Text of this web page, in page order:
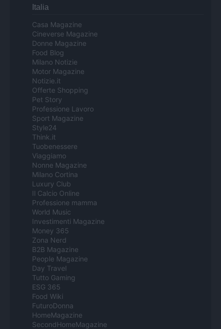
Italia
Casa Magazine
Cineverse Magazine
Donne Magazine
Food Blog
Milano Notizie
Motor Magazine
Notizie.it
Offerte Shopping
Pet Story
Professione Lavoro
Sport Magazine
Style24
Think.it
Tuobenessere
Viaggiamo
Nonne Magazine
Milano Cortina
Luxury Club
Il Calcio Online
Professione mamma
World Music
Investimenti Magazine
Money 365
Zona Nerd
B2B Magazine
People Magazine
Day Travel
Tutto Gaming
ESG 365
Food Wiki
FuturoDonna
HomeMagazine
SecondHomeMagazine